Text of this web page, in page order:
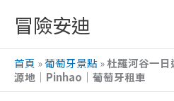
主
冒險安迪
首頁 »葡萄牙景點»杜羅河谷一
源地｜Pinhao｜葡萄牙租車